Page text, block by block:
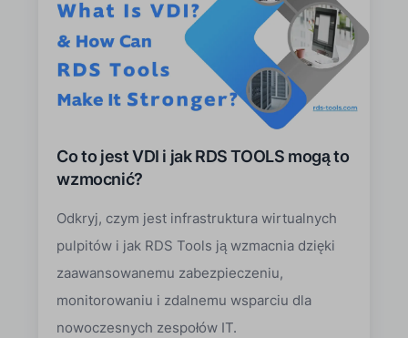
Co to jest VDI i jak RDS TOOLS mogą to
wzmocnić?
Odkryj, czym jest infrastruktura wirtualnych
pulpitów i jak RDS Tools ją wzmacnia dzięki
zaawansowanemu zabezpieczeniu,
monitorowaniu i zdalnemu wsparciu dla
nowoczesnych zespołów IT.